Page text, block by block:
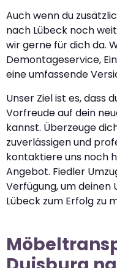
Auch wenn du
nach Lübeck noch
wir gerne für dich da.
Demontageservice,
eine umfassende
Unser Ziel ist es, dass
Vorfreude auf dein
kannst. Überzeuge
zuverlässigen und
kontaktiere uns noch
Angebot. Fiedler
Verfügung, um deinen
Lübeck zum Erfolg zu